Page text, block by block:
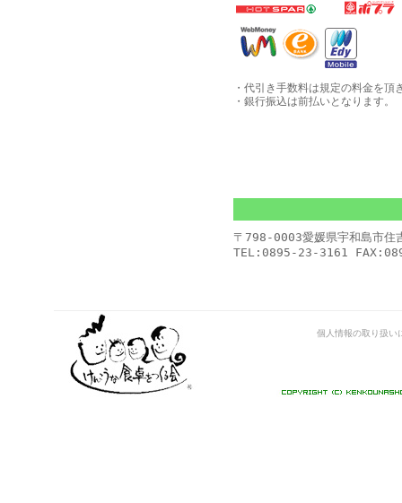
・代引き手数料は規定の料金を
・銀行振込は前払いとなります。
〒798-0003愛媛県宇和島市
TEL:0895-23-3161
個人情報の取り扱い